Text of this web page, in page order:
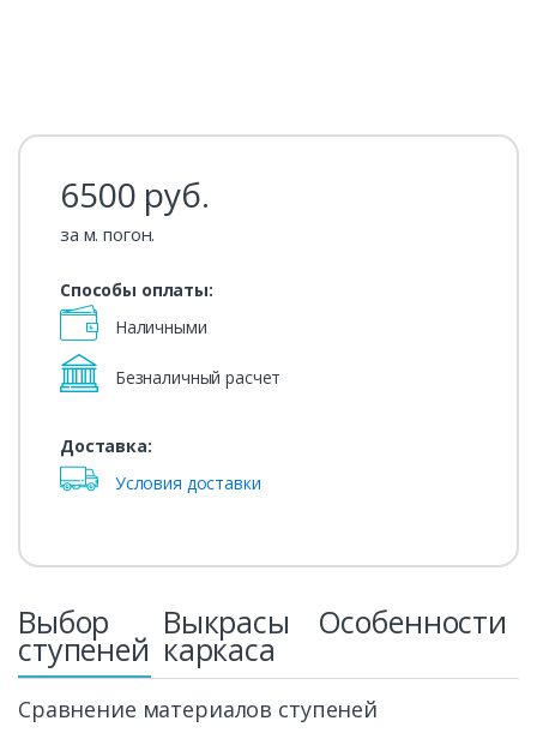
6500 руб.
за м. погон.
Способы оплаты:
Наличными
Безналичный расчет
Доставка:
Условия доставки
Выбор
ступеней
Выкрасы
каркаса
Особенности
Сравнение материалов ступеней